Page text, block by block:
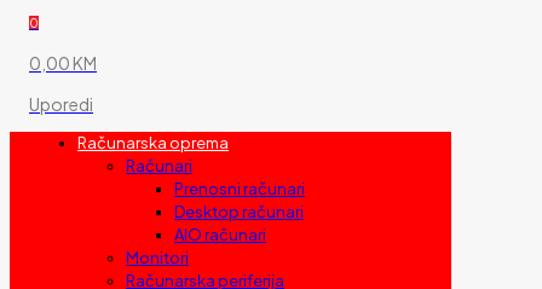
0
0,00 KM
Uporedi
Računarska oprema
Računari
Prenosni računari
Desktop računari
AIO računari
Monitori
Računarska periferija